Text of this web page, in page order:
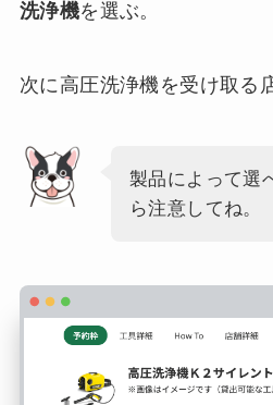
洗浄機を選ぶ。
次に高圧洗浄機を受け取る
製品によって選
ら注意してね。